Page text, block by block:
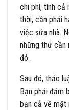
chi phí, tính cả
thời, cần phải
việc sửa nhà.
những thứ cần
đó.
Sau đó, thảo
Bạn phải đảm
bạn cả về mặt